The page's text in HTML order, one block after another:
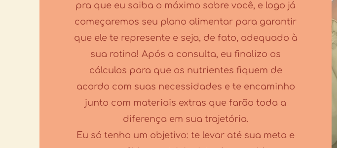
pra que eu saiba o máximo sobre você, e logo já
começaremos seu plano alimentar para garantir
que ele te represente e seja, de fato, adequado à
sua rotina! Após a consulta, eu finalizo os
cálculos para que os nutrientes fiquem de
acordo com suas necessidades e te encaminho
junto com materiais extras que farão toda a
diferença em sua trajetória.
Eu só tenho um objetivo: te levar até sua meta e